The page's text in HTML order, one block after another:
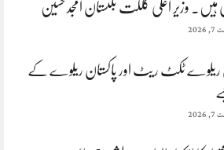
ہیں. وزیر اعلیٰ گلگت بلتستان امجد حسین
ریلوے ٹکٹ ریٹ اور پاکستان ریلوے کے